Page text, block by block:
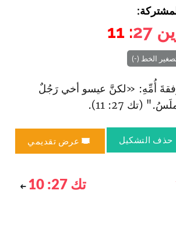
27
: 11
الخط (-)
أُمِّهِ: «لكنَّ عيسو أخي رَجُلٌ
(تك 27: 11).
حذف التشكيل عرض تقديمي
تك 27: 10